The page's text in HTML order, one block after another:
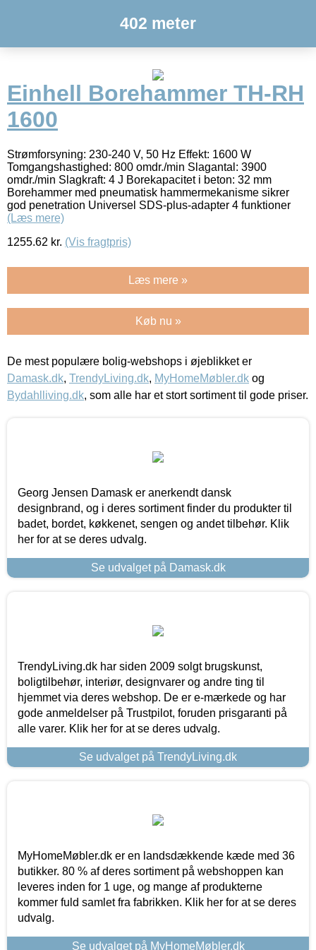
402 meter
Einhell Borehammer TH-RH
1600
Strømforsyning: 230-240 V, 50 Hz Effekt: 1600 W
Tomgangshastighed: 800 omdr./min Slagantal: 3900
omdr./min Slagkraft: 4 J Borekapacitet i beton: 32 mm
Borehammer med pneumatisk hammermekanisme sikrer
god penetration Universel SDS-plus-adapter 4 funktioner
(Læs mere)
1255.62 kr. (Vis fragtpris)
Læs mere »
Køb nu »
De mest populære bolig-webshops i øjeblikket er
Damask.dk, TrendyLiving.dk, MyHomeMøbler.dk og
Bydahlliving.dk, som alle har et stort sortiment til gode priser.
Georg Jensen Damask er anerkendt dansk
designbrand, og i deres sortiment finder du produkter til
badet, bordet, køkkenet, sengen og andet tilbehør. Klik
her for at se deres udvalg.
Se udvalget på Damask.dk
TrendyLiving.dk har siden 2009 solgt brugskunst,
boligtilbehør, interiør, designvarer og andre ting til
hjemmet via deres webshop. De er e-mærkede og har
gode anmeldelser på Trustpilot, foruden prisgaranti på
alle varer. Klik her for at se deres udvalg.
Se udvalget på TrendyLiving.dk
MyHomeMøbler.dk er en landsdækkende kæde med 36
butikker. 80 % af deres sortiment på webshoppen kan
leveres inden for 1 uge, og mange af produkterne
kommer fuld samlet fra fabrikken. Klik her for at se deres
udvalg.
Se udvalget på MyHomeMøbler.dk